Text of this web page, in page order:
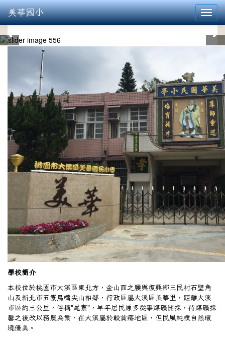
美華國小
:::
學校簡介
本校位於桃園市大溪區東北方，金山面之腰與復興鄉三民村石壁角
山及新北市五寮鳥嘴尖山相鄰，行政區屬大溪區美華里，距離大溪
市區約三公里，俗稱"尾寮"，早年居民原多從事煤礦開採，待煤礦採
罄之後改以務農為業，在大溪屬於較貧瘠地區，但民風純樸自然環
境優美。